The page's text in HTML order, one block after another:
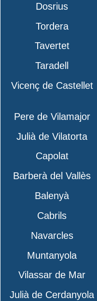
Dosrius
Tordera
Tavertet
Taradell
Vicenç de Castellet
Pere de Vilamajor
Julià de Vilatorta
Capolat
Barberà del Vallès
Balenyà
Cabrils
Navarcles
Muntanyola
Vilassar de Mar
Julià de Cerdanyola